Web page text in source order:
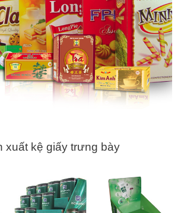
xuất kệ giấy trưng bày